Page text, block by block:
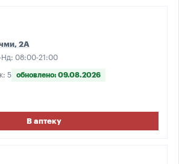
2А
Нд: 08:00-21:00
5 обновлено: 09.08.2026
В аптеку